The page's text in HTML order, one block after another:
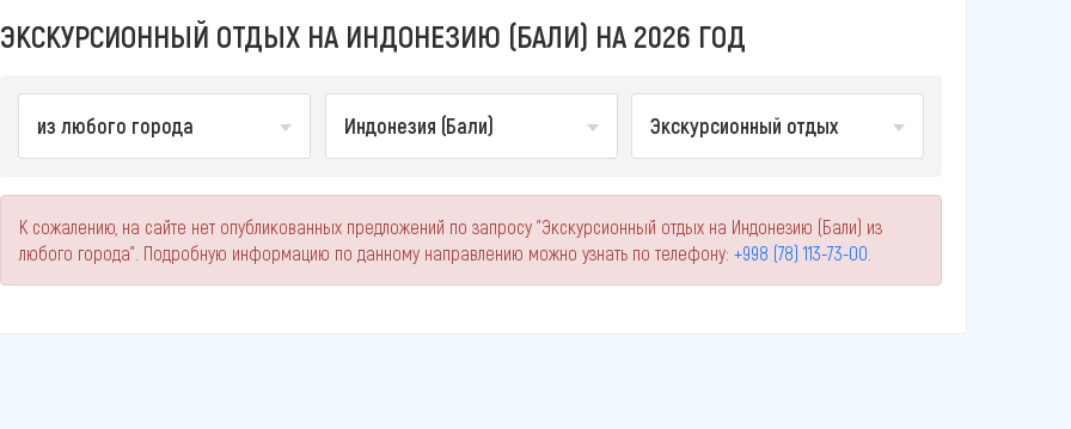
ЭКСКУРСИОННЫЙ ОТДЫХ НА ИНДОНЕЗИЮ (БАЛИ) НА 2026 ГОД
из любого города Индонезия (Бали) Экскурсионный отдых
К сожалению, на сайте нет опубликованных предложений по запросу "Экскурсионный отдых на Индонезию (Бали) из
любого города". Подробную информацию по данному направлению можно узнать по телефону: +998 (78) 113-73-00